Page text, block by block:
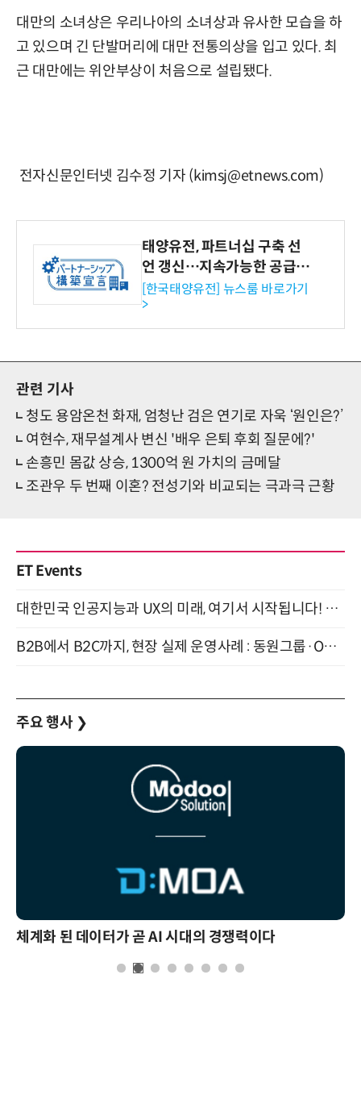
대만의 소녀상은 우리나아의 소녀상과 유사한 모습을 하
고 있으며 긴 단발머리에 대만 전통의상을 입고 있다. 최
근 대만에는 위안부상이 처음으로 설립됐다.
전자신문인터넷 김수정 기자 (kimsj@etnews.com)
태양유전, 파트너십 구축 선
언 갱신…지속가능한 공급망
협력 강화
[한국태양유전] 뉴스룸 바로가기
>
관련 기사
청도 용암온천 화재, 엄청난 검은 연기로 자욱 ‘원인은?’
여현수, 재무설계사 변신 '배우 은퇴 후회 질문에?'
손흥민 몸값 상승, 1300억 원 가치의 금메달
조관우 두 번째 이혼? 전성기와 비교되는 극과극 근황
ET Events
대한민국 인공지능과 UX의 미래, 여기서 시작됩니다! UX Korea 2026 - Fall 9월 2일 개최
B2B에서 B2C까지, 현장 실제 운영사례 : 동원그룹·OCI·다이닝브랜즈그룹·당근 (8/27)
주요 행사 ❯
체계화 된 데이터가 곧 AI 시대의 경쟁력이다